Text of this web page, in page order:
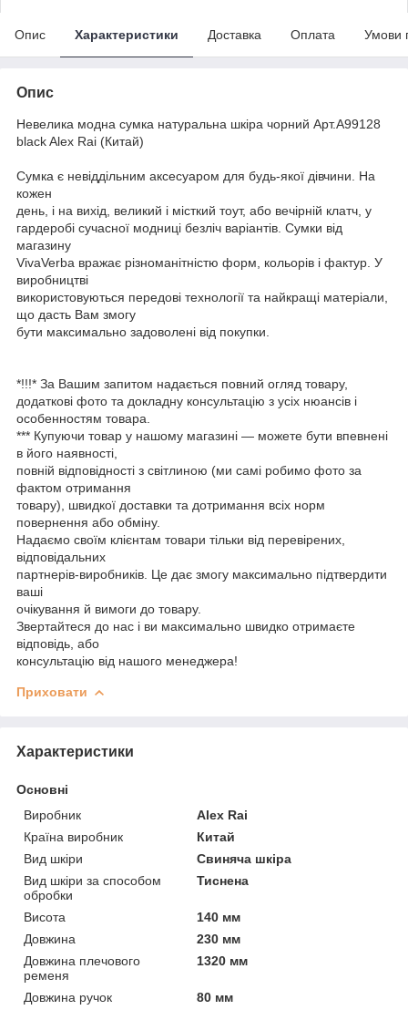
Опис Характеристики Доставка Оплата Умови
Опис
Невелика модна сумка натуральна шкіра чорний Арт.A99128
black Alex Rai (Китай)
Сумка є невіддільним аксесуаром для будь-якої дівчини. На
кожен
день, і на вихід, великий і місткий тоут, або вечірній клатч, у
гардеробі сучасної модниці безліч варіантів. Сумки від
магазину
VivaVerba вражає різноманітністю форм, кольорів і фактур. У
виробництві
використовуються передові технології та найкращі матеріали,
що дасть Вам змогу
бути максимально задоволені від покупки.
*!!!* За Вашим запитом надається повний огляд товару,
додаткові фото та докладну консультацію з усіх нюансів і
особенностям товара.
*** Купуючи товар у нашому магазині — можете бути впевнені
в його наявності,
повній відповідності з світлиною (ми самі робимо фото за
фактом отримання
товару), швидкої доставки та дотримання всіх норм
повернення або обміну.
Надаємо своїм клієнтам товари тільки від перевірених,
відповідальних
партнерів-виробників. Це дає змогу максимально підтвердити
ваші
очікування й вимоги до товару.
Звертайтеся до нас і ви максимально швидко отримаєте
відповідь, або
консультацію від нашого менеджера!
Приховати
Характеристики
Основні
Виробник
Alex Rai
Країна виробник
Китай
Вид шкіри
Свиняча шкіра
Вид шкіри за способом
обробки
Тиснена
Висота
140 мм
Довжина
230 мм
Довжина плечового
ременя
1320 мм
Довжина ручок
80 мм